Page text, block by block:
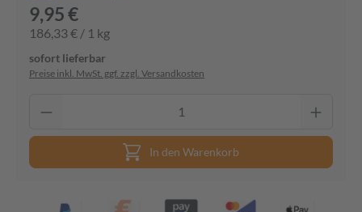
9,95 €
186,33 € / 1 kg
sofort lieferbar
Preise inkl. MwSt. ggf. zzgl. Versandkosten
In den Warenkorb